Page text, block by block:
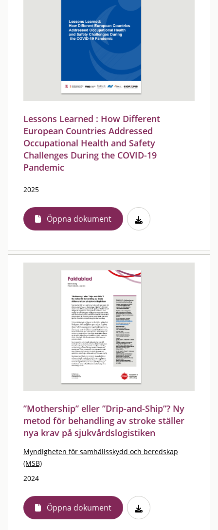
Lessons Learned : How Different
European Countries Addressed
Occupational Health and Safety
Challenges During the COVID-19
Pandemic
2025
Öppna dokument
”Mothership” eller ”Drip-and-Ship”? Ny
metod för behandling av stroke ställer
nya krav på sjukvårdslogistiken
Myndigheten för samhällsskydd och beredskap
(MSB)
2024
Öppna dokument